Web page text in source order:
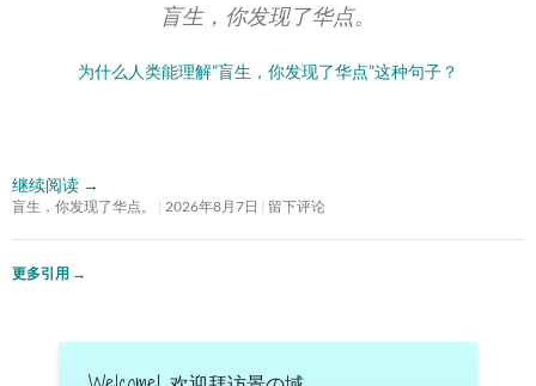
盲生，你发现了华点。
为什么人类能理解”盲生，你发现了华点”这种句子？
继续阅读 →
盲生，你发现了华点。 2026年8月7日 留下评论
更多引用 →